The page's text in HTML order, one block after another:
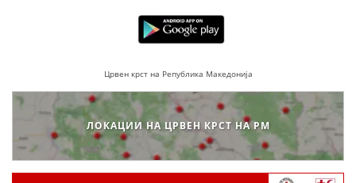
Црвен крст на Република Македонија
ЛОКАЦИИ НА ЦРВЕН КРСТ НА РМ